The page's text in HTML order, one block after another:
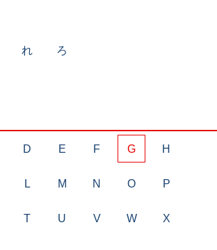
れ ろ
D E F G H
L M N O P
T U V W X